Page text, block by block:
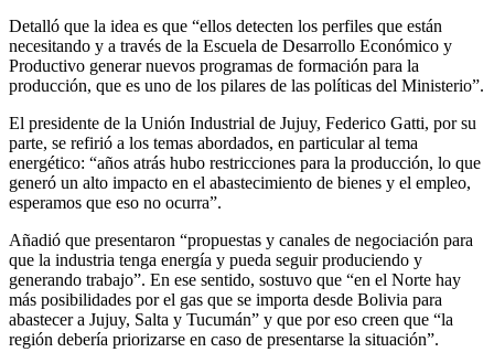
Detalló que la idea es que “ellos detecten los perfiles que están
necesitando y a través de la Escuela de Desarrollo Económico y
Productivo generar nuevos programas de formación para la
producción, que es uno de los pilares de las políticas del Ministerio”.
El presidente de la Unión Industrial de Jujuy, Federico Gatti, por su
parte, se refirió a los temas abordados, en particular al tema
energético: “años atrás hubo restricciones para la producción, lo que
generó un alto impacto en el abastecimiento de bienes y el empleo,
esperamos que eso no ocurra”.
Añadió que presentaron “propuestas y canales de negociación para
que la industria tenga energía y pueda seguir produciendo y
generando trabajo”. En ese sentido, sostuvo que “en el Norte hay
más posibilidades por el gas que se importa desde Bolivia para
abastecer a Jujuy, Salta y Tucumán” y que por eso creen que “la
región debería priorizarse en caso de presentarse la situación”.